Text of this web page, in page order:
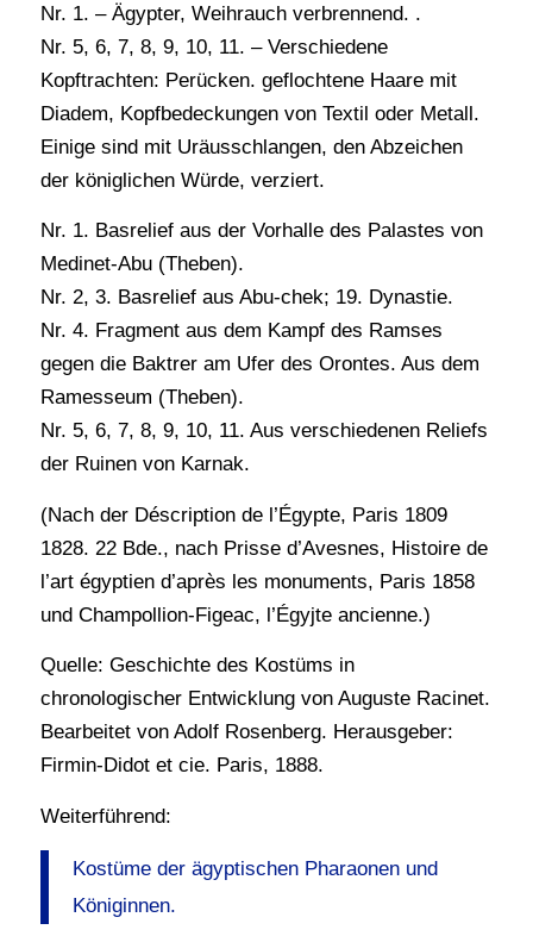
Nr. 1. – Ägypter, Weihrauch verbrennend. .
Nr. 5, 6, 7, 8, 9, 10, 11. – Verschiedene
Kopftrachten: Perücken. geflochtene Haare mit
Diadem, Kopfbedeckungen von Textil oder Metall.
Einige sind mit Uräusschlangen, den Abzeichen
der königlichen Würde, verziert.
Nr. 1. Basrelief aus der Vorhalle des Palastes von
Medinet-Abu (Theben).
Nr. 2, 3. Basrelief aus Abu-chek; 19. Dynastie.
Nr. 4. Fragment aus dem Kampf des Ramses
gegen die Baktrer am Ufer des Orontes. Aus dem
Ramesseum (Theben).
Nr. 5, 6, 7, 8, 9, 10, 11. Aus verschiedenen Reliefs
der Ruinen von Karnak.
(Nach der Déscription de l’Égypte, Paris 1809
1828. 22 Bde., nach Prisse d’Avesnes, Histoire de
l’art égyptien d’après les monuments, Paris 1858
und Champollion-Figeac, l’Égyjte ancienne.)
Quelle: Geschichte des Kostüms in
chronologischer Entwicklung von Auguste Racinet.
Bearbeitet von Adolf Rosenberg. Herausgeber:
Firmin-Didot et cie. Paris, 1888.
Weiterführend:
Kostüme der ägyptischen Pharaonen und
Königinnen.